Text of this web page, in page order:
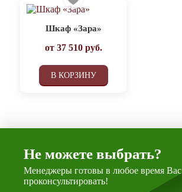
Шкаф «Зара»
от 37 510руб.
В КОРЗИНУ
Не можете выбрать?
Менеджеры готовы в любое время Вас
проконсультировать!